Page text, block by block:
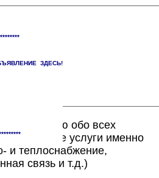
ЗДЕСЬ!
обо всех
услуги именно
и теплоснабжение,
связь и т.д.)